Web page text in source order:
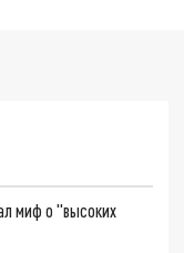
миф о "высоких